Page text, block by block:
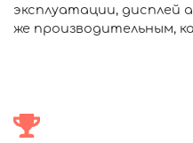
эксплуатации,
же производительным,